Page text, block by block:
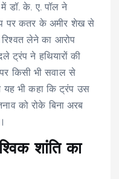
डॉ. के. ए. पॉल ने
पर कतर के अमीर शेख से
लेने का आरोप
ट्रंप ने हथियारों की
किसी भी सवाल से
यह भी कहा कि ट्रंप उस
को रोके बिना अरब
शांति का